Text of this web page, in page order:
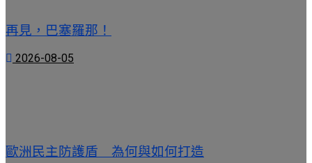
再見，巴塞羅那！
2026-08-05
歐洲民主防護盾 為何與如何打造